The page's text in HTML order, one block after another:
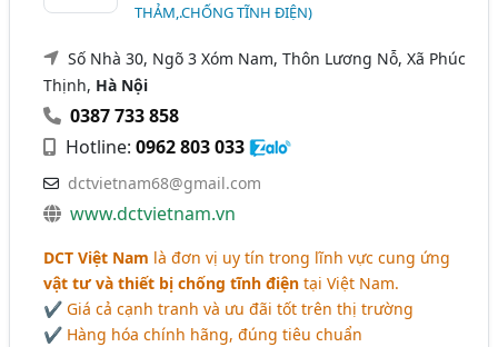
THẢM,.CHỐNG TĨNH ĐIỆN)
Số Nhà 30, Ngõ 3 Xóm Nam, Thôn Lương Nỗ, Xã Phúc
Thịnh, Hà Nội
0387 733 858
Hotline:0962 803 033
dctvietnam68@gmail.com
www.dctvietnam.vn
DCT Việt Nam là đơn vị uy tín trong lĩnh vực cung ứng
vật tư và thiết bị chống tĩnh điện tại Việt Nam.
✔ Giá cả cạnh tranh và ưu đãi tốt trên thị trường
✔ Hàng hóa chính hãng, đúng tiêu chuẩn